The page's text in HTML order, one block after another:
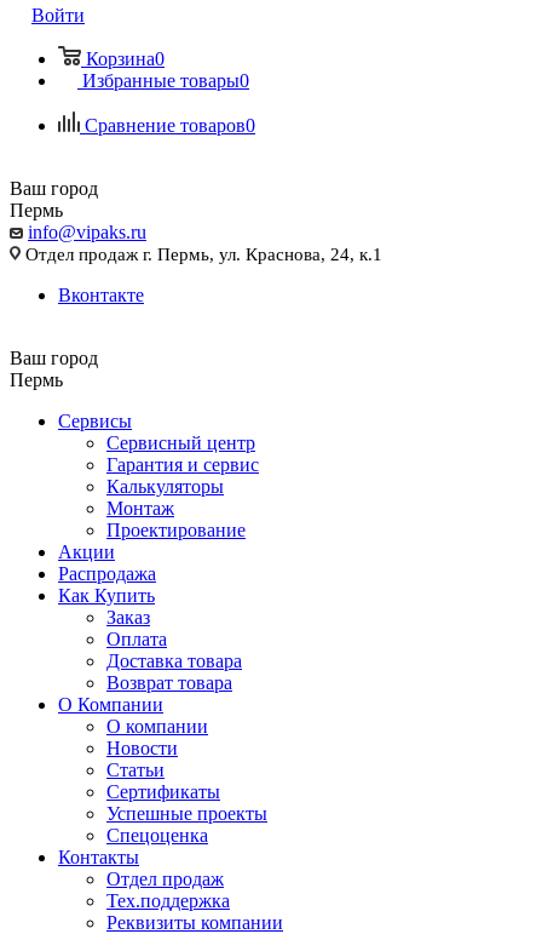
Войти
Корзина0
Избранные товары0
Сравнение товаров0
Ваш город
Пермь
info@vipaks.ru
Отдел продаж г. Пермь, ул. Краснова, 24, к.1
Вконтакте
Ваш город
Пермь
Сервисы
Сервисный центр
Гарантия и сервис
Калькуляторы
Монтаж
Проектирование
Акции
Распродажа
Как Купить
Заказ
Оплата
Доставка товара
Возврат товара
О Компании
О компании
Новости
Статьи
Сертификаты
Успешные проекты
Спецоценка
Контакты
Отдел продаж
Тех.поддержка
Реквизиты компании